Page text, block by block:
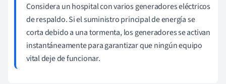
Considera un hospital con varios generadores eléctricos
de respaldo. Si el suministro principal de energía se
corta debido a una tormenta, los generadores se activan
instantáneamente para garantizar que ningún equipo
vital deje de funcionar.